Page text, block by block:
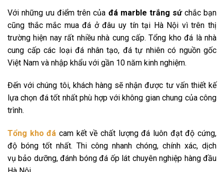
Với những ưu điểm trên của đá marble trắng sứchắc bạn
cũng thắc mắc mua đá ở đâu uy tín tại Hà Nội vì trên thị
trường hiện nay rất nhiều nhà cung cấp. Tổng kho đá là nhà
cung cấp các loại đá nhân tạo, đá tự nhiên có nguồn gốc
Việt Nam và nhập khẩu với gần 10 năm kinh nghiệm.
Đến với chúng tôi, khách hàng sẽ nhận được tư vấn thiết kế
lựa chọn đá tốt nhất phù hợp với không gian chung của công
trình.
Tổng kho đá cam kết về chất lượng đá luôn đạt độ cứng,
độ bóng tốt nhất. Thi công nhanh chóng, chính xác, dịch
vụ bảo dưỡng, đánh bóng đá ốp lát chuyên nghiệp hàng đầu